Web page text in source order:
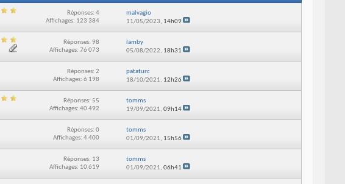
Réponses: 4
Affichages: 123 384
malvagio
11/05/2023, 14h09
Réponses: 98
Affichages: 76 073
lamby
05/08/2022, 18h31
Réponses: 2
Affichages: 6 198
pataturc
18/10/2021, 12h26
Réponses: 55
Affichages: 40 492
tomms
19/09/2021, 09h14
Réponses: 0
Affichages: 4 400
tomms
01/09/2021, 15h56
Réponses: 13
Affichages: 10 619
tomms
01/09/2021, 06h41